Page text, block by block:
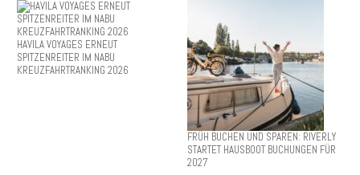
HAVILA VOYAGES ERNEUT
SPITZENREITER IM NABU
KREUZFAHRTRANKING 2026
FRÜH BUCHEN UND SPAREN: RIVERLY
STARTET HAUSBOOT BUCHUNGEN FÜR
2027